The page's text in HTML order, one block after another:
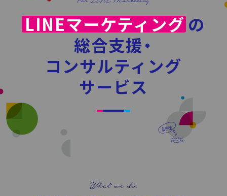
サービストップ
DECA Team
CustomerStories
お客様事例
News
ニュース・プレスリリース
LINEマーケティングの
総合支援・
コンサルティング
サービス